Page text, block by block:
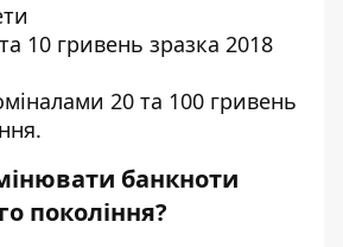
10 гривень зразка 2018
20 та 100 гривень
банкноти
покоління?